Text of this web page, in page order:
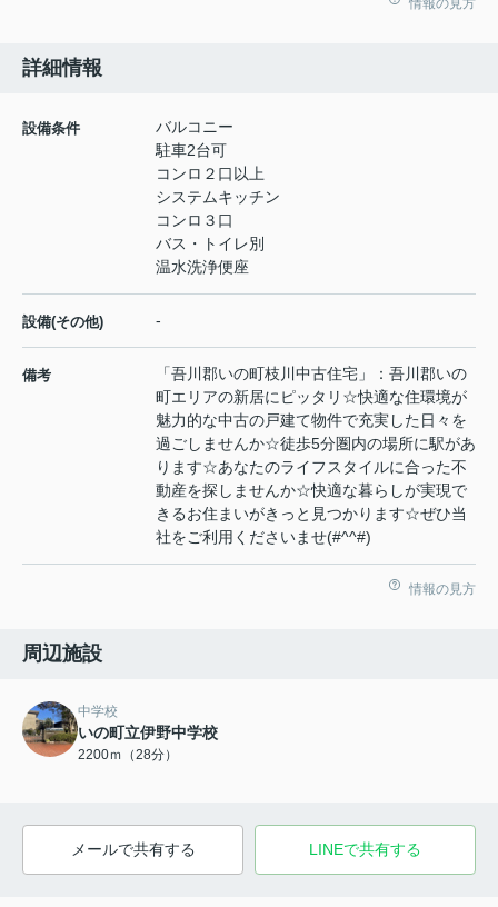
情報の見方
詳細情報
設備条件
バルコニー
駐車2台可
コンロ２口以上
システムキッチン
コンロ３口
バス・トイレ別
温水洗浄便座
設備(その他) -
備考
「吾川郡いの町枝川中古住宅」：吾川郡いの
町エリアの新居にピッタリ☆快適な住環境が
魅力的な中古の戸建て物件で充実した日々を
過ごしませんか☆徒歩5分圏内の場所に駅があ
ります☆あなたのライフスタイルに合った不
動産を探しませんか☆快適な暮らしが実現で
きるお住まいがきっと見つかります☆ぜひ当
社をご利用くださいませ(#^^#)
情報の見方
周辺施設
中学校
いの町立伊野中学校
2200ｍ（28分）
メールで共有する LINEで共有する